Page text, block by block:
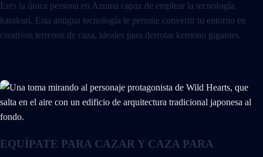
Eres la única persona en Azuma capaz de emplear la tecnología
karakuri. Esta antigua tecnología te permite convertir tu entorno en
creativos terrenos de caza, ideales para derrotar kemono gigantes.
EQUÍPATE PARA CAZAR Y CAZA PARA